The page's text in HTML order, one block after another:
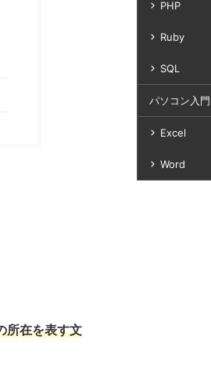
所在を表す文
PHP
Ruby
SQL
パソコン入門
Excel
Word